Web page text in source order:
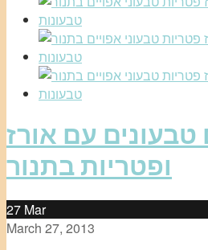
עם אורז
ופטריות בתנור
27 Mar
March 27, 2013